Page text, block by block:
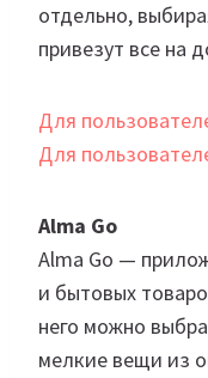
отдельно,
привезут все на
Для
Для
Alma Go
Alma Go —
и бытовых
него можно
мелкие вещи из